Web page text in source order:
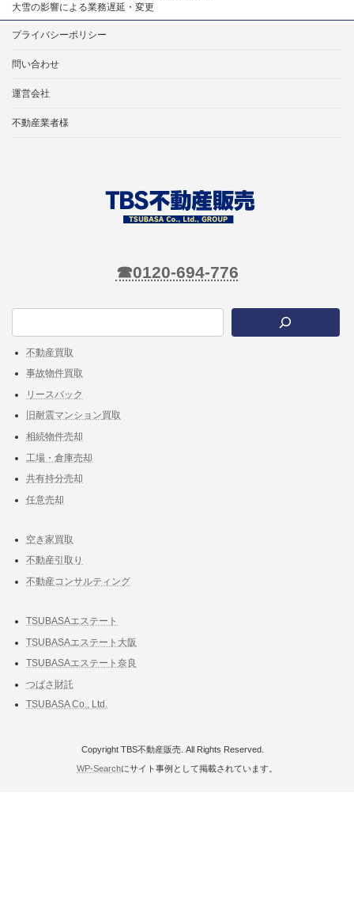
大雪の影響による業務遅延・変更
プライバシーポリシー
問い合わせ
運営会社
不動産業者様
☎0120-694-776
不動産買取
事故物件買取
リースバック
旧耐震マンション買取
相続物件売却
工場・倉庫売却
共有持分売却
任意売却
空き家買取
不動産引取り
不動産コンサルティング
TSUBASAエステート
TSUBASAエステート大阪
TSUBASAエステート奈良
つばさ財託
TSUBASA Co., Ltd.
Copyright TBS不動産販売. All Rights Reserved.
WP-Searchにサイト事例として掲載されています。